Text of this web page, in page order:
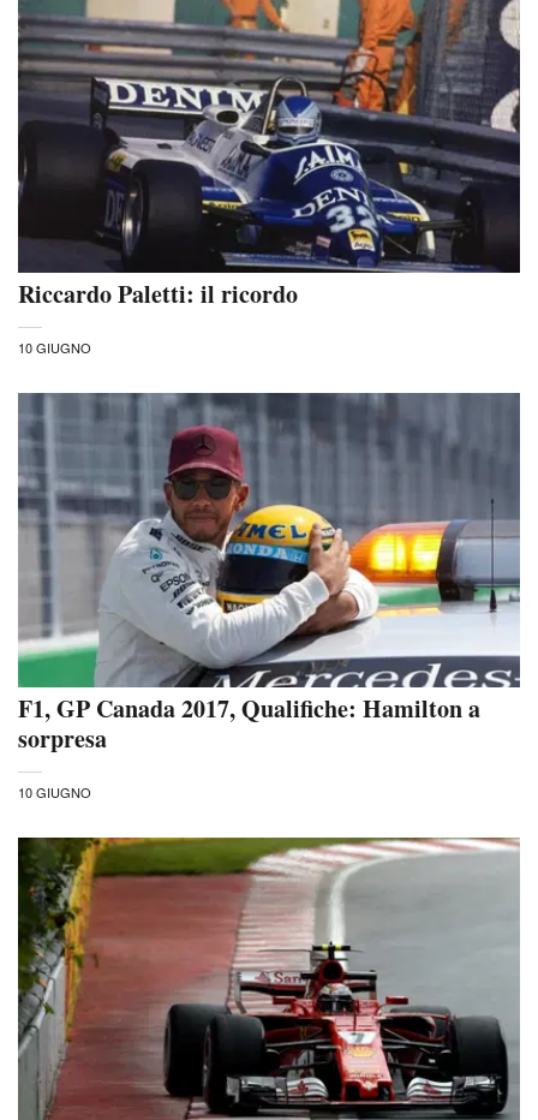
Riccardo Paletti: il ricordo
10 GIUGNO
F1, GP Canada 2017, Qualifiche: Hamilton a
sorpresa
10 GIUGNO